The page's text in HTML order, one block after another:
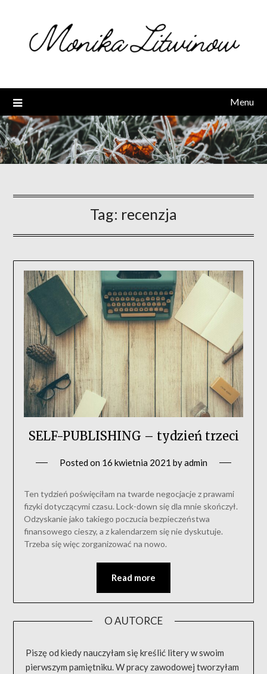
content
Menu
Tag: recenzja
SELF-PUBLISHING – tydzień trzeci
Posted on 16 kwietnia 2021 byadmin
Ten tydzień poświęciłam na twarde negocjacje z prawami
fizyki dotyczącymi czasu. Lock-down się dla mnie skończył.
Odzyskanie jako takiego poczucia bezpieczeństwa
finansowego cieszy, a z kalendarzem się nie dyskutuje.
Trzeba się więc zorganizować na nowo.
Read more
O AUTORCE
Piszę od kiedy nauczyłam się kreślić litery w swoim
pierwszym pamiętniku. W pracy zawodowej tworzyłam